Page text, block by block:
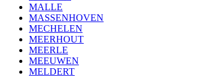
MALLE
MASSENHOVEN
MECHELEN
MEERHOUT
MEERLE
MEEUWEN
MELDERT